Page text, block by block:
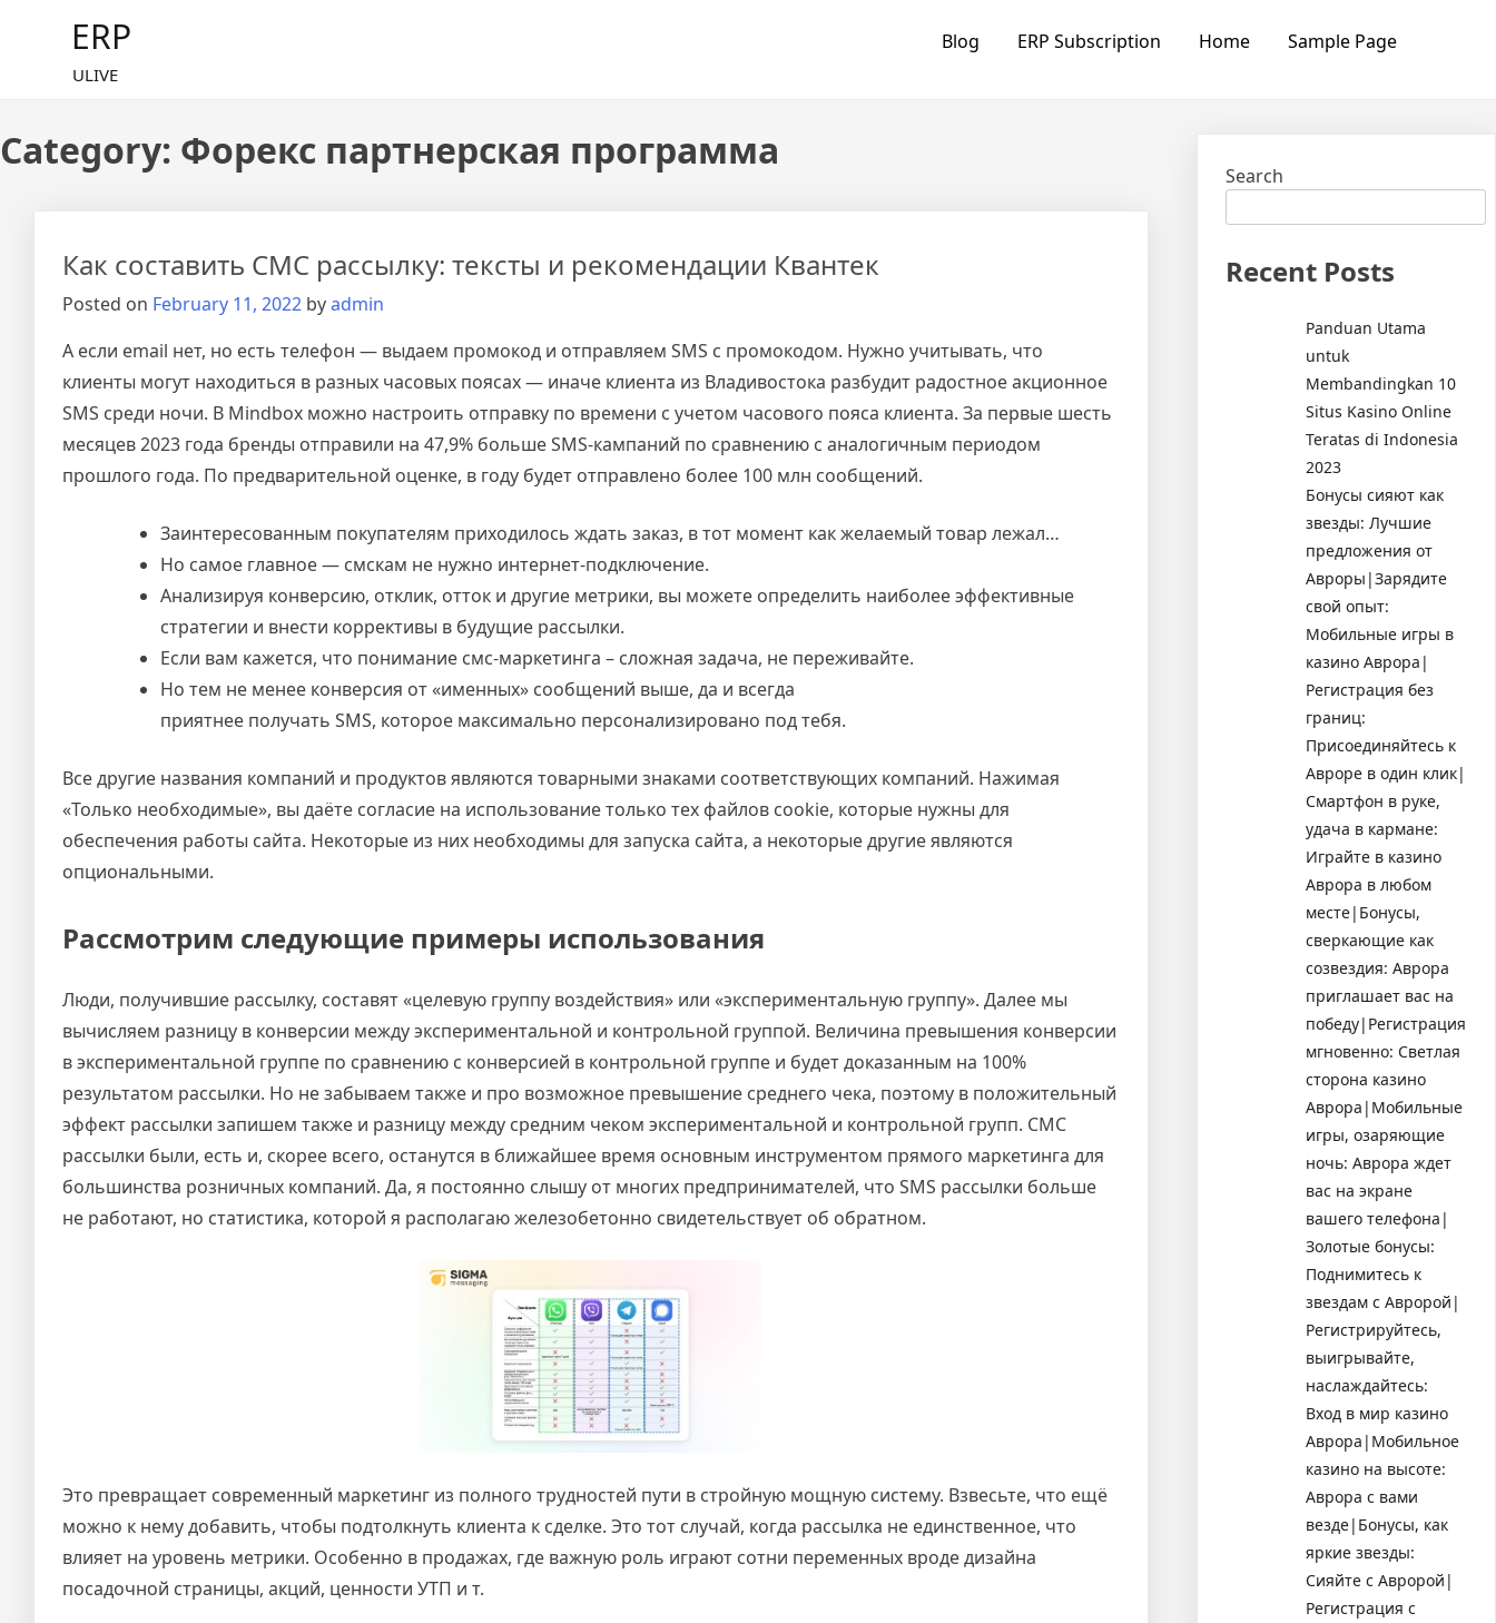
ERP
ULIVE
Blog ERP Subscription Home Sample Page
Category: Форекс партнерская программа
Как составить СМС рассылку: тексты и рекомендации Квантек
Posted on February 11, 2022 byadmin
А если email нет, но есть телефон — выдаем промокод и отправляем SMS с промокодом. Нужно учитывать, что
клиенты могут находиться в разных часовых поясах — иначе клиента из Владивостока разбудит радостное акционное
SMS среди ночи. В Mindbox можно настроить отправку по времени с учетом часового пояса клиента. За первые шесть
месяцев 2023 года бренды отправили на 47,9% больше SMS-кампаний по сравнению с аналогичным периодом
прошлого года. По предварительной оценке, в году будет отправлено более 100 млн сообщений.
Заинтересованным покупателям приходилось ждать заказ, в тот момент как желаемый товар лежал…
Но самое главное — смскам не нужно интернет-подключение.
Анализируя конверсию, отклик, отток и другие метрики, вы можете определить наиболее эффективные
стратегии и внести коррективы в будущие рассылки.
Если вам кажется, что понимание смс-маркетинга – сложная задача, не переживайте.
Но тем не менее конверсия от «именных» сообщений выше, да и всегда
приятнее получать SMS, которое максимально персонализировано под тебя.
Все другие названия компаний и продуктов являются товарными знаками соответствующих компаний. Нажимая
«Только необходимые», вы даёте согласие на использование только тех файлов cookie, которые нужны для
обеспечения работы сайта. Некоторые из них необходимы для запуска сайта, а некоторые другие являются
опциональными.
Рассмотрим следующие примеры использования
Люди, получившие рассылку, составят «целевую группу воздействия» или «экспериментальную группу». Далее мы
вычисляем разницу в конверсии между экспериментальной и контрольной группой. Величина превышения конверсии
в экспериментальной группе по сравнению с конверсией в контрольной группе и будет доказанным на 100%
результатом рассылки. Но не забываем также и про возможное превышение среднего чека, поэтому в положительный
эффект рассылки запишем также и разницу между средним чеком экспериментальной и контрольной групп. СМС
рассылки были, есть и, скорее всего, останутся в ближайшее время основным инструментом прямого маркетинга для
большинства розничных компаний. Да, я постоянно слышу от многих предпринимателей, что SMS рассылки больше
не работают, но статистика, которой я располагаю железобетонно свидетельствует об обратном.
Это превращает современный маркетинг из полного трудностей пути в стройную мощную систему. Взвесьте, что ещё
можно к нему добавить, чтобы подтолкнуть клиента к сделке. Это тот случай, когда рассылка не единственное, что
влияет на уровень метрики. Особенно в продажах, где важную роль играют сотни переменных вроде дизайна
посадочной страницы, акций, ценности УТП и т.
Search
Recent Posts
Panduan Utama
untuk
Membandingkan 10
Situs Kasino Online
Teratas di Indonesia
2023
Бонусы сияют как
звезды: Лучшие
предложения от
Авроры|Зарядите
свой опыт:
Мобильные игры в
казино Аврора|
Регистрация без
границ:
Присоединяйтесь к
Авроре в один клик|
Смартфон в руке,
удача в кармане:
Играйте в казино
Аврора в любом
месте|Бонусы,
сверкающие как
созвездия: Аврора
приглашает вас на
победу|Регистрация
мгновенно: Светлая
сторона казино
Аврора|Мобильные
игры, озаряющие
ночь: Аврора ждет
вас на экране
вашего телефона|
Золотые бонусы:
Поднимитесь к
звездам с Авророй|
Регистрируйтесь,
выигрывайте,
наслаждайтесь:
Вход в мир казино
Аврора|Мобильное
казино на высоте:
Аврора с вами
везде|Бонусы, как
яркие звезды:
Сияйте с Авророй|
Регистрация с